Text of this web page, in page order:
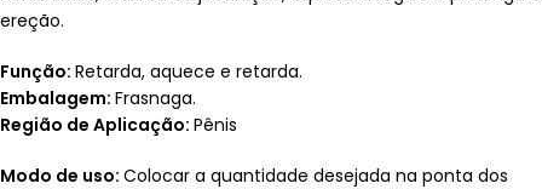
ereção.
Função: Retarda, aquece e retarda.
Embalagem: Frasnaga.
Região de Aplicação: Pênis
Modo de uso: Colocar a quantidade desejada na ponta dos